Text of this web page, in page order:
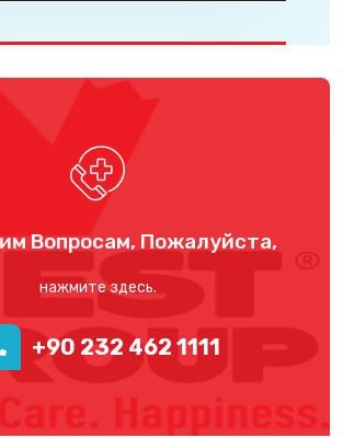
Вопросам, Пожалуйста,
нажмите здесь.
+90 232 462 1111